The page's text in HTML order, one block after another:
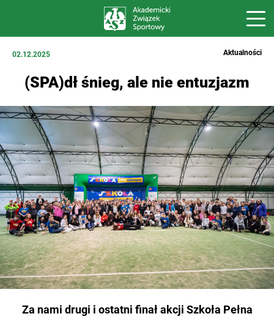
02.12.2025 Aktualności
(SPA)dł śnieg, ale nie entuzjazm
Za nami drugi i ostatni finał akcji Szkoła Pełna